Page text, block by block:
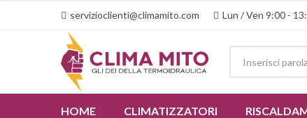
servizioclienti@climamito.com Lun / Ven 9:00 -
HOME CLIMATIZZATORI